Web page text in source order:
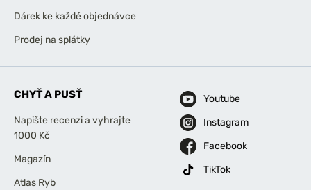
Dárek ke každé objednávce
Prodej na splátky
CHYŤ A PUSŤ
Napište recenzi a vyhrajte
1000 Kč
Magazín
Atlas Ryb
Youtube
Instagram
Facebook
TikTok